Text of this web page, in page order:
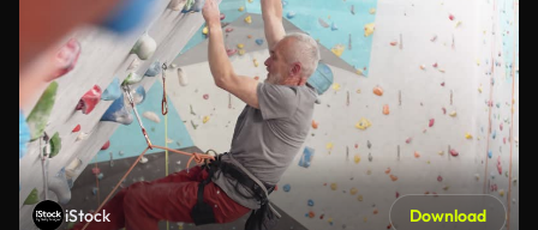
iStock Download